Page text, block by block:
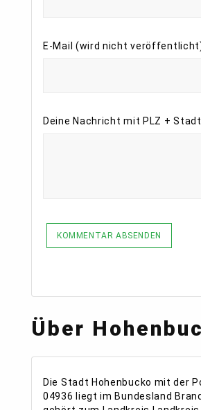
E-Mail (wird nicht
Deine Nachricht mit PLZ + Stadt
KOMMENTAR ABSENDEN
Über
Die Stadt Hohenbucko mit der
04936 liegt im Bundesland